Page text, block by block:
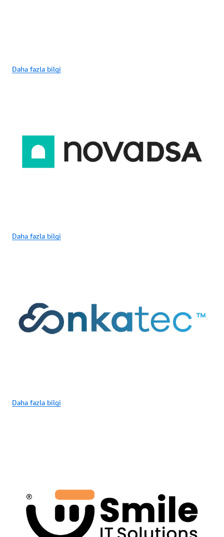
Daha fazla bilgi
Daha fazla bilgi
Daha fazla bilgi